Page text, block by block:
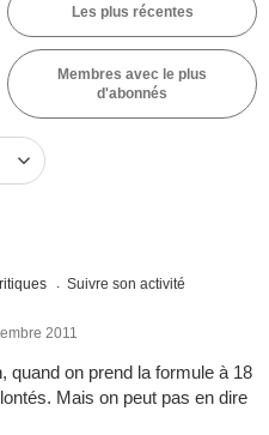
Les plus récentes
Membres avec le plus
d'abonnés
Suivre son activité
2011
quand on prend la formule à 18
Mais on peut pas en dire